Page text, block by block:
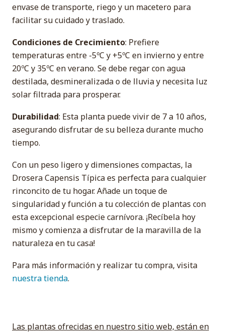
envase de transporte, riego y un macetero para
facilitar su cuidado y traslado.
Condiciones de Crecimiento: Prefiere
temperaturas entre -5ºC y +5ºC en invierno y entre
20ºC y 35ºC en verano. Se debe regar con agua
destilada, desmineralizada o de lluvia y necesita luz
solar filtrada para prosperar.
Durabilidad: Esta planta puede vivir de 7 a 10 años,
asegurando disfrutar de su belleza durante mucho
tiempo.
Con un peso ligero y dimensiones compactas, la
Drosera Capensis Típica es perfecta para cualquier
rinconcito de tu hogar. Añade un toque de
singularidad y función a tu colección de plantas con
esta excepcional especie carnívora. ¡Recíbela hoy
mismo y comienza a disfrutar de la maravilla de la
naturaleza en tu casa!
Para más información y realizar tu compra, visita
nuestra tienda.
Las plantas ofrecidas en nuestro sitio web, están en